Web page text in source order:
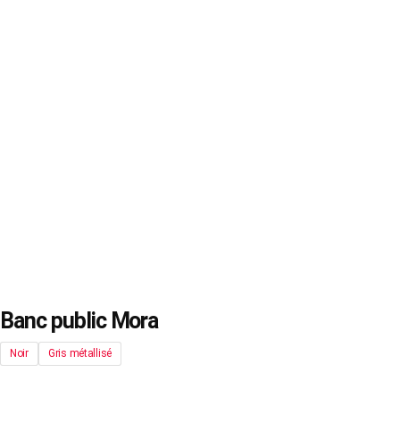
Banc public Mora
Noir Gris métallisé